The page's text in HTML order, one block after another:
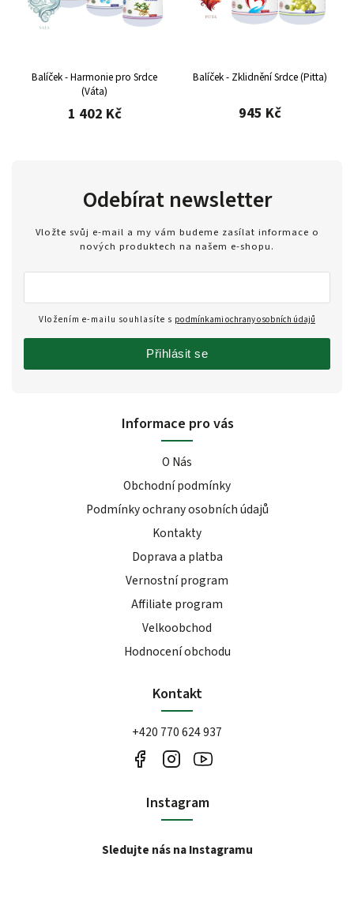
Balíček - Harmonie pro Srdce
(Váta)
1 402 Kč
Balíček - Zklidnění Srdce (Pitta)
945 Kč
Informace pro vás
O Nás
Obchodní podmínky
Podmínky ochrany osobních údajů
Kontakty
Doprava a platba
Vernostní program
Affiliate program
Velkoobchod
Hodnocení obchodu
Kontakt
+420 770 624 937
Instagram
Sledujte nás na Instagramu
Odebírat newsletter
Vložte svůj e-mail a my vám budeme zasílat informace o
nových produktech na našem e-shopu.
Vložením e-mailu souhlasíte s podmínkami ochrany osobních údajů
Přihlásit se